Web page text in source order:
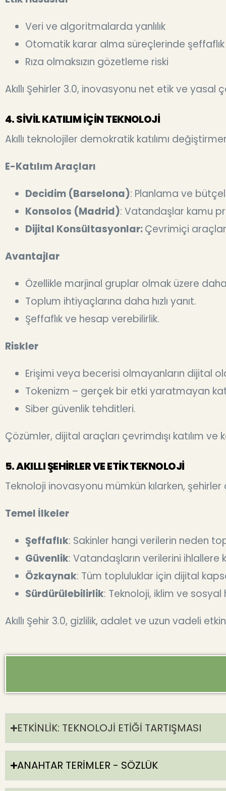
Veri ve algoritmalarda yanlılık
Otomatik karar alma süreçlerinde şeffaflık
Rıza olmaksızın gözetleme riski
Akıllı Şehirler 3.0, inovasyonu net etik ve
4. SİVİL KATILIM İÇİN TEKNOLOJİ
Akıllı teknolojiler demokratik katılımı
E-Katılım Araçları
Decidim (Barselona): Planlama ve
Konsolos (Madrid): Vatandaşlar kamu
Dijital Konsültasyonlar:Çevrimiçi
Avantajlar
Özellikle marjinal gruplar olmak üzere
Toplum ihtiyaçlarına daha hızlı yanıt.
Şeffaflık ve hesap verebilirlik.
Riskler
Erişimi veya becerisi olmayanların dijital
Tokenizm – gerçek bir etki yaratmayan
Siber güvenlik tehditleri.
Çözümler, dijital araçları çevrimdışı katılım
5. AKILLI ŞEHİRLER VE ETİK TEKNOLOJİ
Teknoloji inovasyonu mümkün kılarken,
Temel İlkeler
Şeffaflık: Sakinler hangi verilerin neden
Güvenlik: Vatandaşların verilerini ihlallere
Özkaynak: Tüm topluluklar için dijital
Sürdürülebilirlik: Teknoloji, iklim ve
Akıllı Şehir 3.0, gizlilik, adalet ve uzun vadeli
ETKİNLİK: TEKNOLOJİ ETİĞİ TARTIŞMASI
ANAHTAR TERİMLER - SÖZLÜK